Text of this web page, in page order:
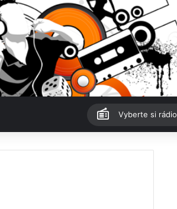
Vyberte si rádio